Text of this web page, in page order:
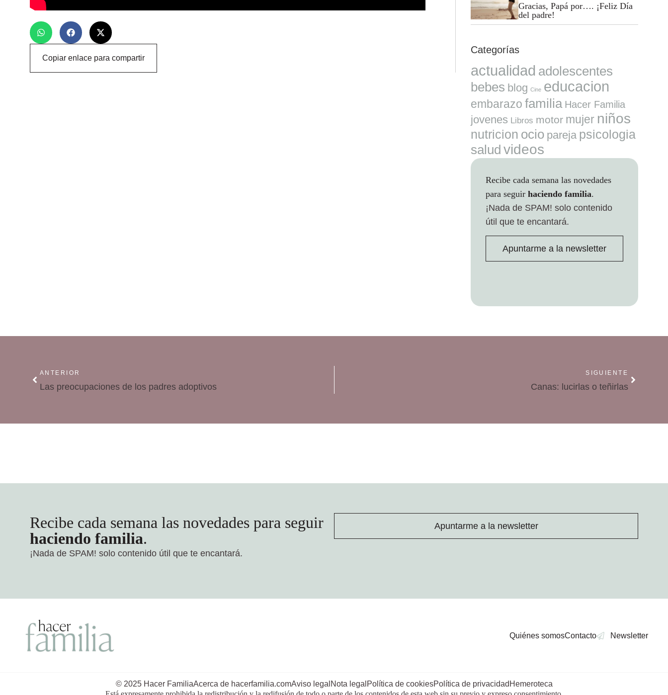
Copiar enlace para compartir
Gracias, Papá por…. ¡Feliz Día
del padre!
Categorías
actualidad adolescentes
bebes blog Cine educacion
embarazo familia Hacer Familia
jovenes Libros motor mujer niños
nutricion ocio pareja psicologia
salud videos
Recibe cada semana las novedades
para seguir haciendo familia.
¡Nada de SPAM! solo contenido
útil que te encantará.
Apuntarme a la newsletter
ANTERIOR
Las preocupaciones de los padres adoptivos
SIGUIENTE
Canas: lucirlas o teñirlas
Recibe cada semana las novedades para seguir
haciendo familia.
¡Nada de SPAM! solo contenido útil que te encantará.
Apuntarme a la newsletter
Quiénes somosContacto Newsletter
© 2025 Hacer FamiliaAcerca de hacerfamilia.comAviso legal Nota legal Política de cookiesPolítica de privacidad Hemeroteca